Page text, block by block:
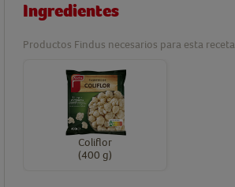
Ingredientes
Productos Findus necesarios para esta receta
Coliflor
(400 g)